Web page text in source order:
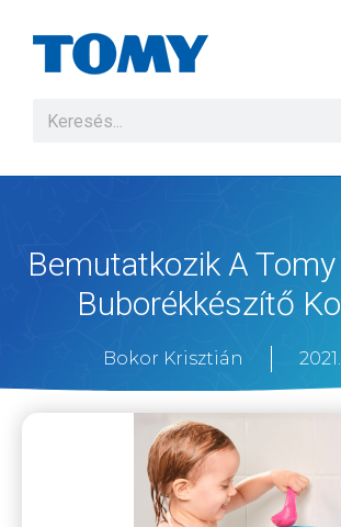
Bemutatkozik A
Buborékkészítő
Bokor Krisztián